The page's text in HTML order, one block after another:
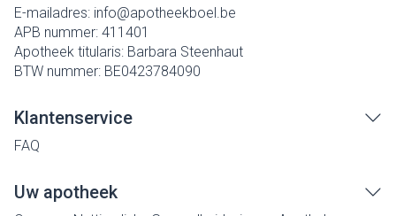
E-mailadres: info@apotheekboel.be
APB nummer: 411401
Apotheek titularis: Barbara Steenhaut
BTW nummer: BE0423784090
Klantenservice
FAQ
Uw apotheek